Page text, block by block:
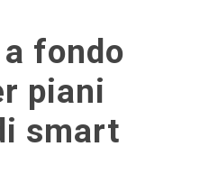
fondo
piani
smart